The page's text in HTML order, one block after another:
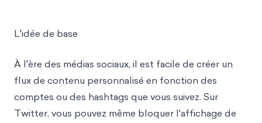
L'idée de base
À l'ère des médias sociaux, il est facile de créer un
flux de contenu personnalisé en fonction des
comptes ou des hashtags que vous suivez. Sur
Twitter, vous pouvez même bloquer l'affichage de